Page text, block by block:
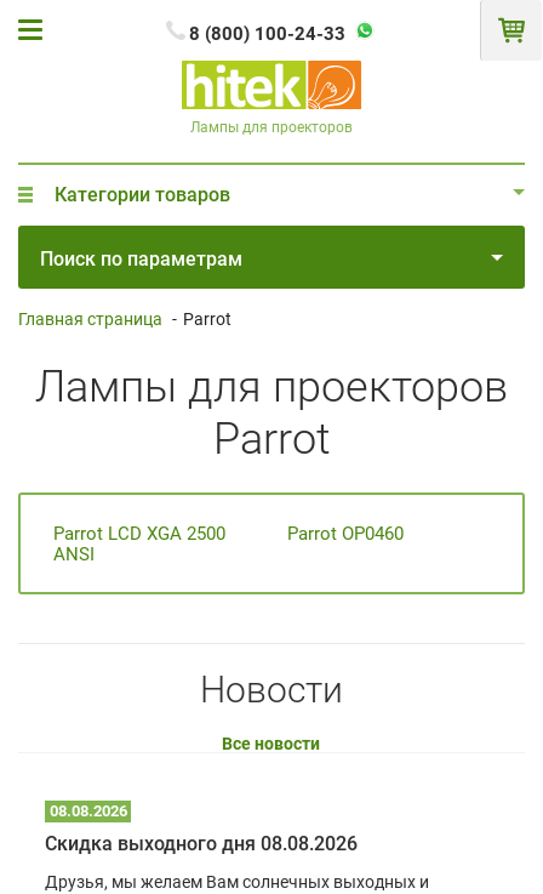
8 (800) 100-24-33
Лампы для проекторов
Категории товаров
Поиск по параметрам
Главная страница - Parrot
Лампы для проекторов
Parrot
Parrot LCD XGA 2500
ANSI
Parrot OP0460
Новости
Все новости
08.08.2026
Скидка выходного дня 08.08.2026
Друзья, мы желаем Вам солнечных выходных и